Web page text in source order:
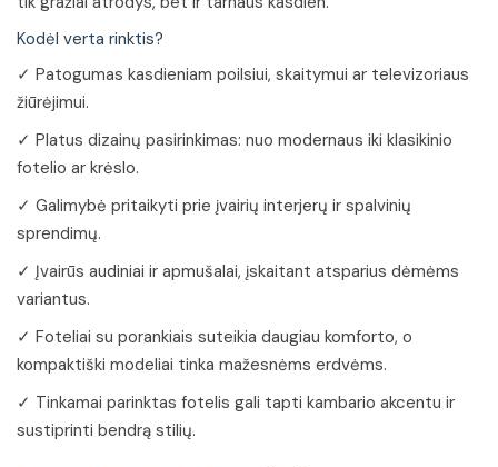
Kodėl verta rinktis?
✓ Patogumas kasdieniam poilsiui, skaitymui ar televizoriaus
žiūrėjimui.
✓ Platus dizainų pasirinkimas: nuo modernaus iki klasikinio
fotelio ar krėslo.
✓ Galimybė pritaikyti prie įvairių interjerų ir spalvinių
sprendimų.
✓ Įvairūs audiniai ir apmušalai, įskaitant atsparius dėmėms
variantus.
✓ Foteliai su porankiais suteikia daugiau komforto, o
kompaktiški modeliai tinka mažesnėms erdvėms.
✓ Tinkamai parinktas fotelis gali tapti kambario akcentu ir
sustiprinti bendrą stilių.